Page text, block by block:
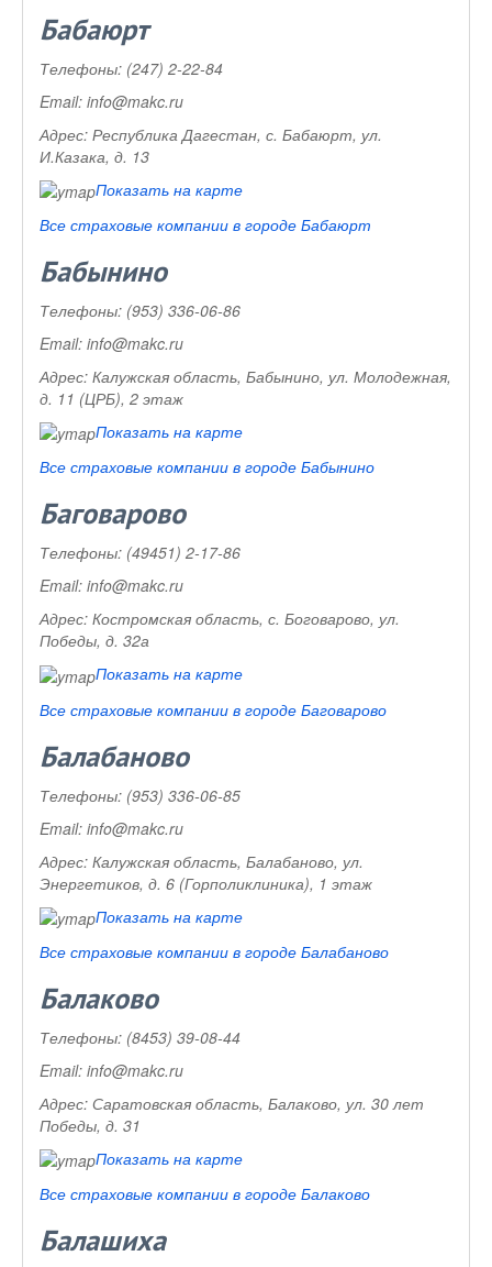
Бабаюрт
Телефоны: (247) 2-22-84
Email: info@makc.ru
Адрес: Республика Дагестан, с. Бабаюрт, ул.
И.Казака, д. 13
Показать на карте
Все страховые компании в городе Бабаюрт
Бабынино
Телефоны: (953) 336-06-86
Email: info@makc.ru
Адрес: Калужская область, Бабынино, ул. Молодежная,
д. 11 (ЦРБ), 2 этаж
Показать на карте
Все страховые компании в городе Бабынино
Баговарово
Телефоны: (49451) 2-17-86
Email: info@makc.ru
Адрес: Костромская область, с. Боговарово, ул.
Победы, д. 32а
Показать на карте
Все страховые компании в городе Баговарово
Балабаново
Телефоны: (953) 336-06-85
Email: info@makc.ru
Адрес: Калужская область, Балабаново, ул.
Энергетиков, д. 6 (Горполиклиника), 1 этаж
Показать на карте
Все страховые компании в городе Балабаново
Балаково
Телефоны: (8453) 39-08-44
Email: info@makc.ru
Адрес: Саратовская область, Балаково, ул. 30 лет
Победы, д. 31
Показать на карте
Все страховые компании в городе Балаково
Балашиха